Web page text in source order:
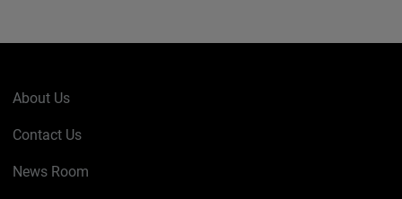
About Us
Contact Us
News Room